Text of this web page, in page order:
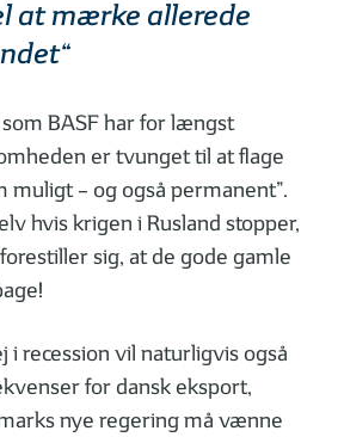
at mærke allerede
BASF har for længst
er tvunget til at flage
muligt – og også permanent”.
hvis krigen i Rusland stopper,
sig, at de gode gamle
i recession vil naturligvis også
for dansk eksport,
nye regering må vænne